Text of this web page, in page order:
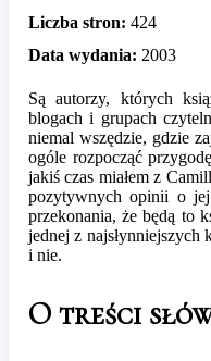
Liczba stron: 424
Data wydania: 2003
Są autorzy, których
blogach i grupach
niemal wszędzie, gdzie
ogóle rozpocząć
jakiś czas miałem z
pozytywnych opinii o
przekonania, że będą to
jednej z najsłynniejszych
i nie.
O treści